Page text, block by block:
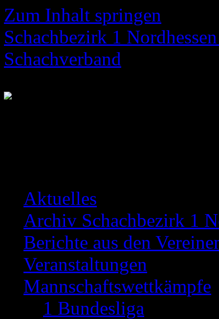
Zum Inhalt springen
Schachbezirk 1
Schachverband
Aktuelles
Archiv Schachbezirk 1
Berichte aus den
Veranstaltungen
Mannschaftswettkämpfe
1 Bundesliga